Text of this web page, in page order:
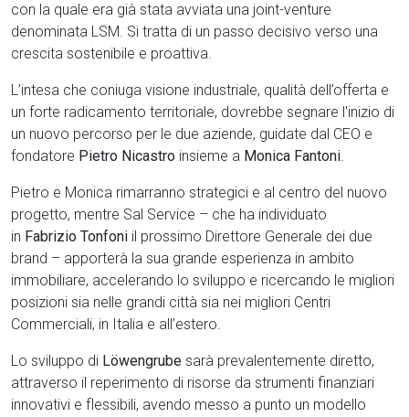
con la quale era già stata avviata una joint-venture
denominata LSM. Si tratta di un passo decisivo verso una
crescita sostenibile e proattiva.
L’intesa che coniuga visione industriale, qualità dell’offerta e
un forte radicamento territoriale, dovrebbe segnare l'inizio di
un nuovo percorso per le due aziende, guidate dal CEO e
fondatore Pietro Nicastro insieme a Monica Fantoni.
Pietro e Monica rimarranno strategici e al centro del nuovo
progetto, mentre Sal Service – che ha individuato
in Fabrizio Tonfoni il prossimo Direttore Generale dei due
brand – apporterà la sua grande esperienza in ambito
immobiliare, accelerando lo sviluppo e ricercando le migliori
posizioni sia nelle grandi città sia nei migliori Centri
Commerciali, in Italia e all’estero.
Lo sviluppo di Löwengrube sarà prevalentemente diretto,
attraverso il reperimento di risorse da strumenti finanziari
innovativi e flessibili, avendo messo a punto un modello